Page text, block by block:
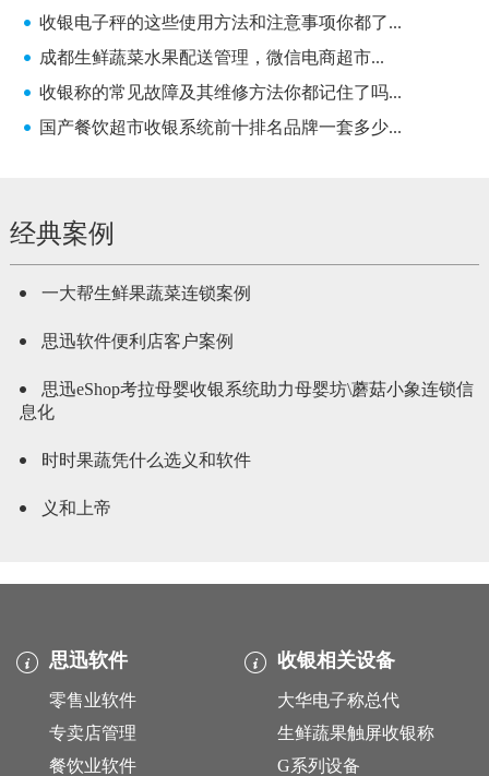
收银电子秤的这些使用方法和注意事项你都了...
成都生鲜蔬菜水果配送管理，微信电商超市...
收银称的常见故障及其维修方法你都记住了吗...
国产餐饮超市收银系统前十排名品牌一套多少...
经典案例
一大帮生鲜果蔬菜连锁案例
思迅软件便利店客户案例
思迅eShop考拉母婴收银系统助力母婴坊\蘑菇小象连锁信
息化
时时果蔬凭什么选义和软件
义和上帝
思迅软件
零售业软件
专卖店管理
餐饮业软件
收银相关设备
大华电子称总代
生鲜蔬果触屏收银称
G系列设备